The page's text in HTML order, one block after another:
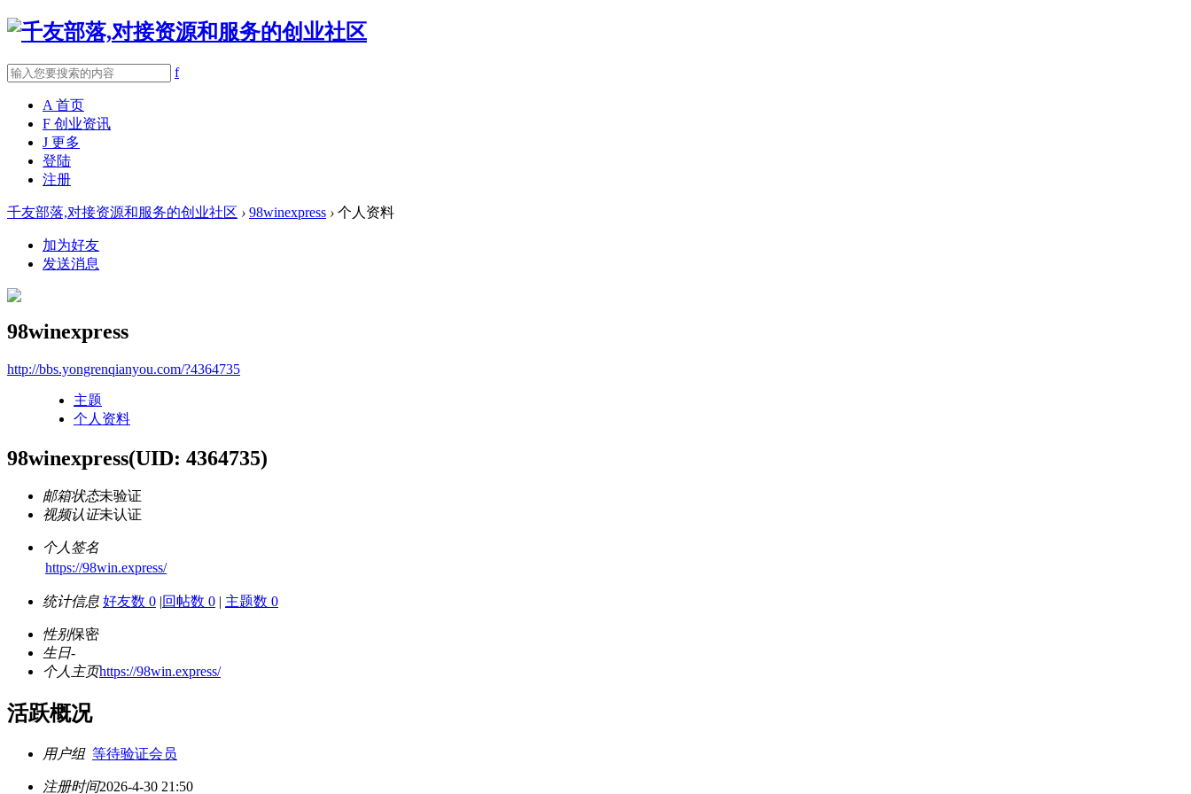
f
A 首页
F 创业资讯
J 更多
登陆
注册
千友部落,对接资源和服务的创业社区 › 98winexpress › 个人资料
加为好友
发送消息
98winexpress
http://bbs.yongrenqianyou.com/?4364735
主题
个人资料
98winexpress(UID: 4364735)
邮箱状态未验证
视频认证未认证
个人签名
https://98win.express/
统计信息 好友数 0 |回帖数 0 | 主题数 0
性别保密
生日-
个人主页https://98win.express/
活跃概况
用户组 等待验证会员
注册时间2026-4-30 21:50